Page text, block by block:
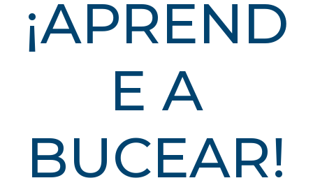
¡APREND
E A
BUCEAR!